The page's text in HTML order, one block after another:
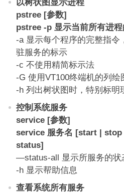
以树状图显示进程
pstree [参数]
pstree -p 显示当前所有进
-a 显示每个程序的完整指令
驻服务的标示
-c 不使用精简标示法
-G 使用VT100终端机的列绘
-h 列出树状图时，特别标明
控制系统服务
service [参数]
service 服务名 [start |
status]
—status-all 显示所服务的状
-h 显示帮助信息
查看系统所有服务